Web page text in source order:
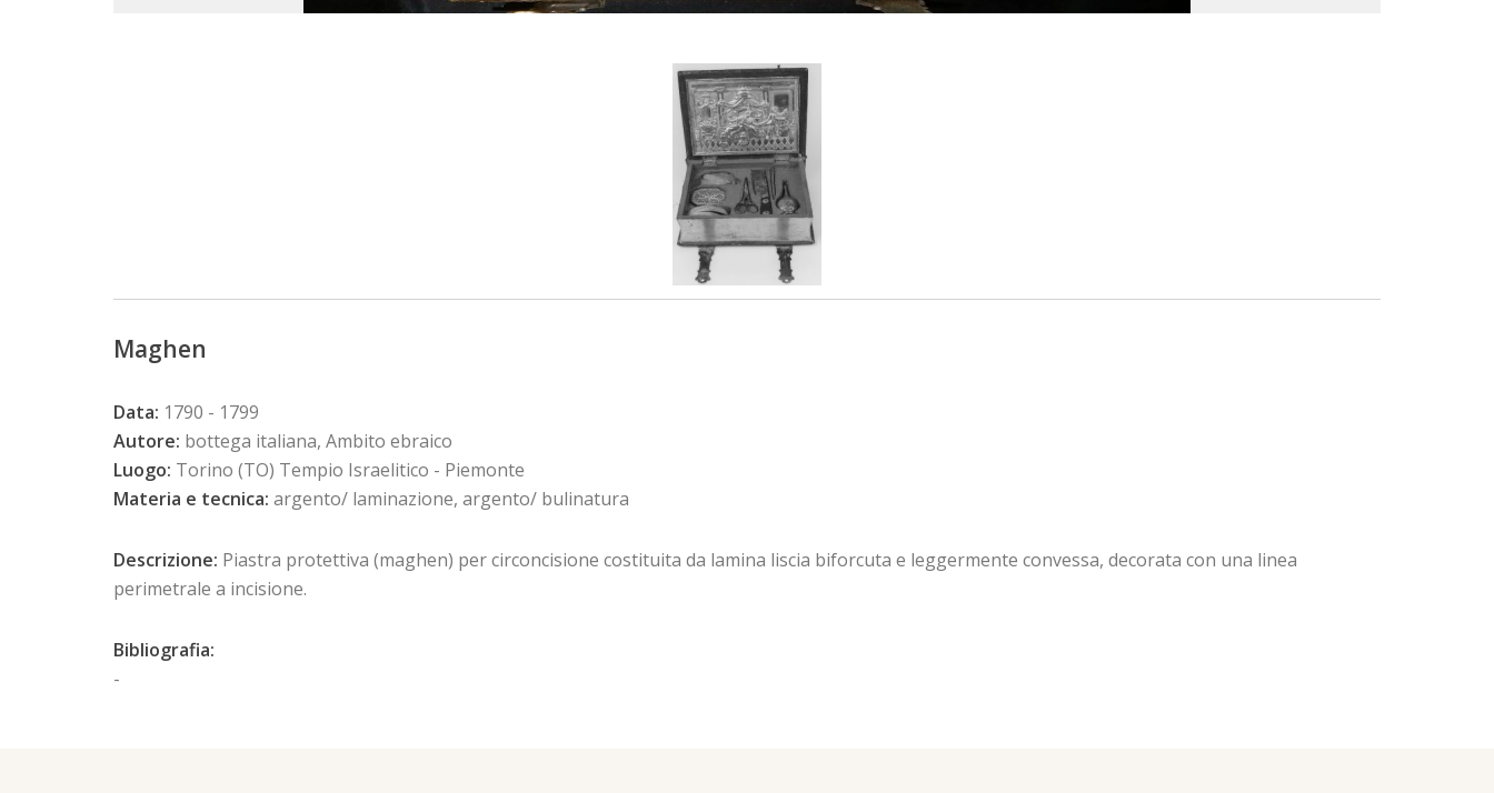
Maghen
Data: 1790 - 1799
Autore: bottega italiana, Ambito ebraico
Luogo: Torino (TO) Tempio Israelitico - Piemonte
Materia e tecnica: argento/ laminazione, argento/ bulinatura
Descrizione: Piastra protettiva (maghen) per circoncisione costituita da lamina liscia biforcuta e leggermente convessa, decorata con una linea
perimetrale a incisione.
Bibliografia:
-